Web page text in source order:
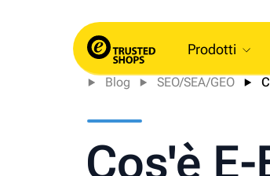
Prodotti
Blog SEO/SEA/GEO
Cos'è